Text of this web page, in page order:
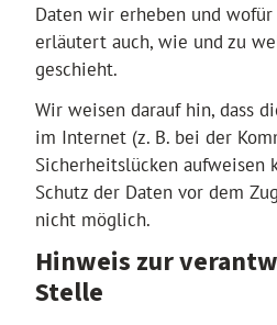
Daten wir erheben und
erläutert auch, wie und zu
geschieht.
Wir weisen darauf hin, dass
im Internet (z. B. bei der
Sicherheitslücken aufweisen
Schutz der Daten vor dem
nicht möglich.
Hinweis zur
Stelle